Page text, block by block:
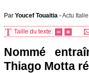
Par Youcef Touaitia -Actu
Taille du texte:
Nommé
Thiago Motta